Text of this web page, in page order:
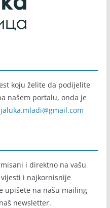
koju želite da podijelite
našem portalu, onda je
i direktno na vašu
i najkornisnije
upišete na našu mailing
newsletter.